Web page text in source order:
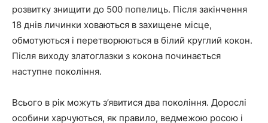
розвитку знищити до 500 попелиць. Після закінчення
18 днів личинки ховаються в захищене місце,
обмотуються і перетворюються в білий круглий кокон.
Після виходу златоглазки з кокона починається
наступне покоління.
Всього в рік можуть з’явитися два покоління. Дорослі
особини харчуються, як правило, ведмежою росою і